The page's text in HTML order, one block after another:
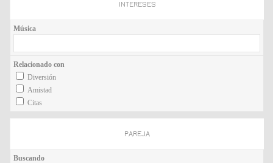
INTERESES
Música
Relacionado con
Diversión
Amistad
Citas
PAREJA
Buscando